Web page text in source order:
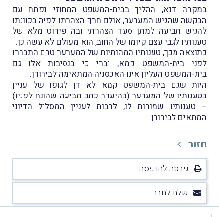
במקרה דנא, ההליך בבית-המשפט המחוזי נפתח עם
הבקשה שהגיש המערער, אולם חרף הצהרתו לפיה בכוונתו
להגיש תביעה למתן סעד הצהרתי ובה פירוט מלא של
טענותיו לגבי עצם קיומו של החוב, הוא מעולם לא עשה כן.
כתוצאה מכך, טענותיו המהותיות של המערער טרם התבררו
לפני בית-המשפט קמא, וברי כי בנסיבות אלו גם
בית-המשפט העליון אינו האכסניה המתאימה לבירורן.
היות שגם בית-המשפט קמא לא דן לגופו של עניין
בטענותיו של המערער (בהיעדר כתב תביעה שהונח לפניו)
– טענותיו שמורות לו, לרבות לעניין המסלול הדיוני
המתאים לבירורן.
חזור
גירסה להדפסה
שלח לחבר